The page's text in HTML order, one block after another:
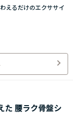
えるだけのエクササイ
た 腰ラク骨盤シ